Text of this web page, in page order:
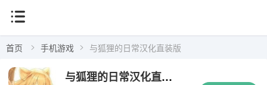
首页 手机游戏 与狐狸的日常汉化直装版
与狐狸的日常汉化直装版